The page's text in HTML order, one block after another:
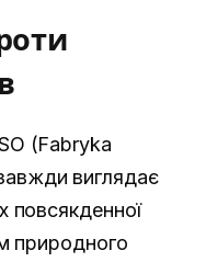
(Fabryka
виглядає
повсякденної
природного